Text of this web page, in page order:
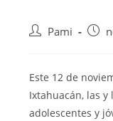
Pami
Este 12 de
Ixtahuacán, las
adolescentes y